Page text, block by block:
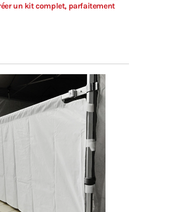
un kit complet, parfaitement